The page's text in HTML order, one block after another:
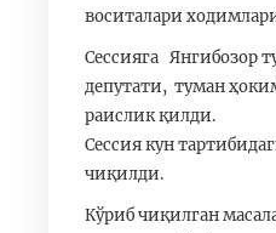
воситалари
Сессияга Янгибозор
депутати, туман
раислик қилди.
Сессия кун
чиқилди.
Кўриб чиқилган